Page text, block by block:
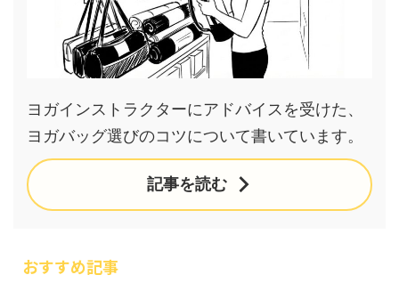
ヨガインストラクターにアドバイスを受けた、
ヨガバッグ選びのコツについて書いています。
記事を読む
おすすめ記事